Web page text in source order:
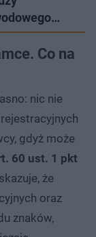
Co na
nic nie
gdyż może
60 ust. 1 pkt
że
oraz
znaków,